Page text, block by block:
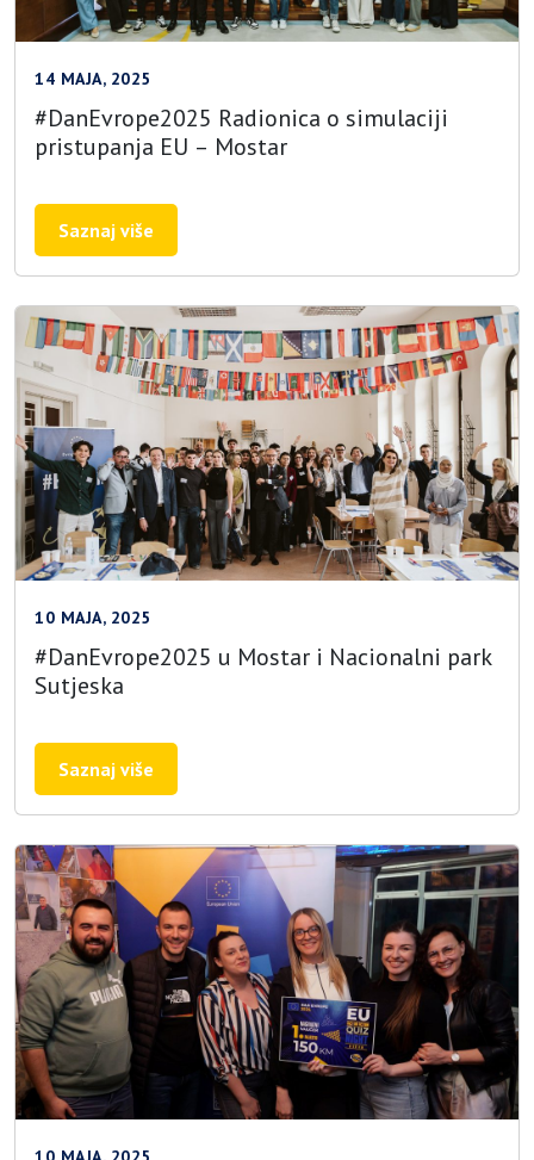
14 MAJA, 2025
#DanEvrope2025 Radionica o simulaciji
pristupanja EU – Mostar
Saznaj više
10 MAJA, 2025
#DanEvrope2025 u Mostar i Nacionalni park
Sutjeska
Saznaj više